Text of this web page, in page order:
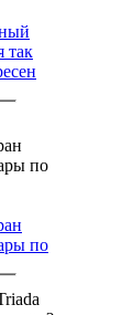
так
по